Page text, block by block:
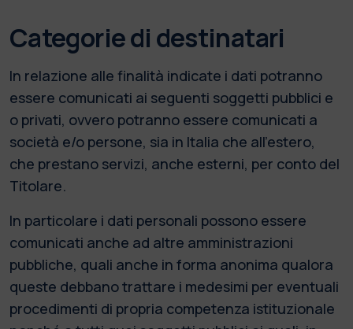
Categorie di destinatari
In relazione alle finalità indicate i dati potranno
essere comunicati ai seguenti soggetti pubblici e
o privati, ovvero potranno essere comunicati a
società e/o persone, sia in Italia che all’estero,
che prestano servizi, anche esterni, per conto del
Titolare.
In particolare i dati personali possono essere
comunicati anche ad altre amministrazioni
pubbliche, quali anche in forma anonima qualora
queste debbano trattare i medesimi per eventuali
procedimenti di propria competenza istituzionale